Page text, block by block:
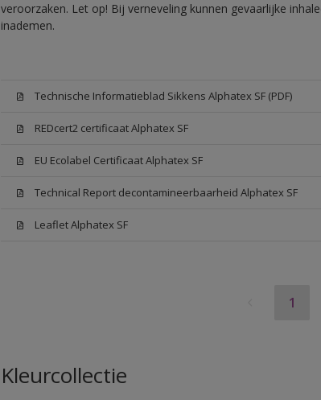
veroorzaken. Let op! Bij verneveling kunnen gevaarlijke
inademen.
Technische Informatieblad Sikkens Alphatex SF (PDF)
REDcert2 certificaat Alphatex SF
EU Ecolabel Certificaat Alphatex SF
Technical Report decontamineerbaarheid Alphatex SF
Leaflet Alphatex SF
1
Kleurcollectie